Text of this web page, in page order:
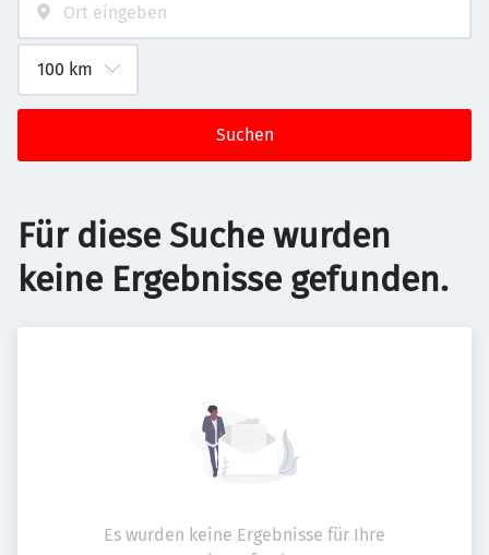
Suchen
Für diese Suche wurden
keine Ergebnisse gefunden.
Es wurden keine Ergebnisse für Ihre